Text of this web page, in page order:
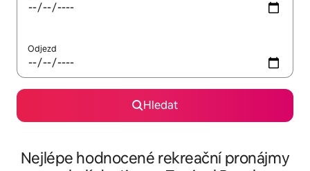
Odjezd
Hledat
Nejlépe hodnocené rekreační pronájmy